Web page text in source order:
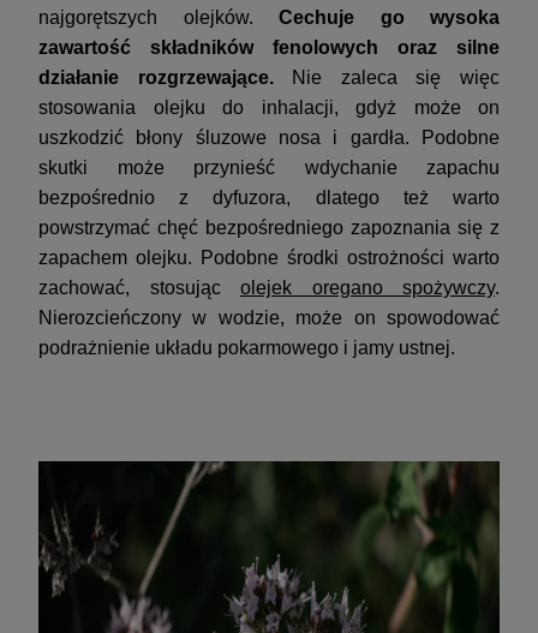
najgorętszych olejków. Cechuje go wysoka
zawartość składników fenolowych oraz silne
działanie rozgrzewające.Nie zaleca się więc
stosowania olejku do inhalacji, gdyż może on
uszkodzić błony śluzowe nosa i gardła. Podobne
skutki może przynieść wdychanie zapachu
bezpośrednio z dyfuzora, dlatego też warto
powstrzymać chęć bezpośredniego zapoznania się z
zapachem olejku. Podobne środki ostrożności warto
zachować, stosując olejek oregano spożywczy.
Nierozcieńczony w wodzie, może on spowodować
podrażnienie układu pokarmowego i jamy ustnej.